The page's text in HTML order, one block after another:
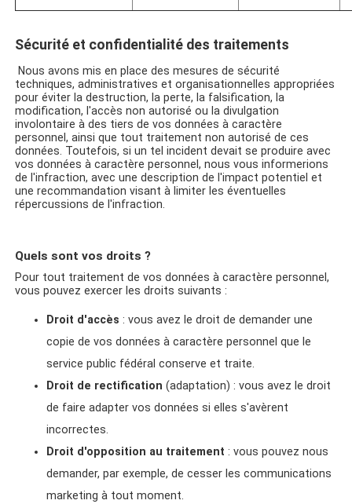
Sécurité et confidentialité des traitements
Nous avons mis en place des mesures de sécurité
techniques, administratives et organisationnelles appropriées
pour éviter la destruction, la perte, la falsification, la
modification, l'accès non autorisé ou la divulgation
involontaire à des tiers de vos données à caractère
personnel, ainsi que tout traitement non autorisé de ces
données. Toutefois, si un tel incident devait se produire avec
vos données à caractère personnel, nous vous informerions
de l'infraction, avec une description de l'impact potentiel et
une recommandation visant à limiter les éventuelles
répercussions de l'infraction.
Quels sont vos droits ?
Pour tout traitement de vos données à caractère personnel,
vous pouvez exercer les droits suivants :
Droit d'accès : vous avez le droit de demander une
copie de vos données à caractère personnel que le
service public fédéral conserve et traite.
Droit de rectification (adaptation) : vous avez le droit
de faire adapter vos données si elles s'avèrent
incorrectes.
Droit d'opposition au traitement: vous pouvez nous
demander, par exemple, de cesser les communications
marketing à tout moment.